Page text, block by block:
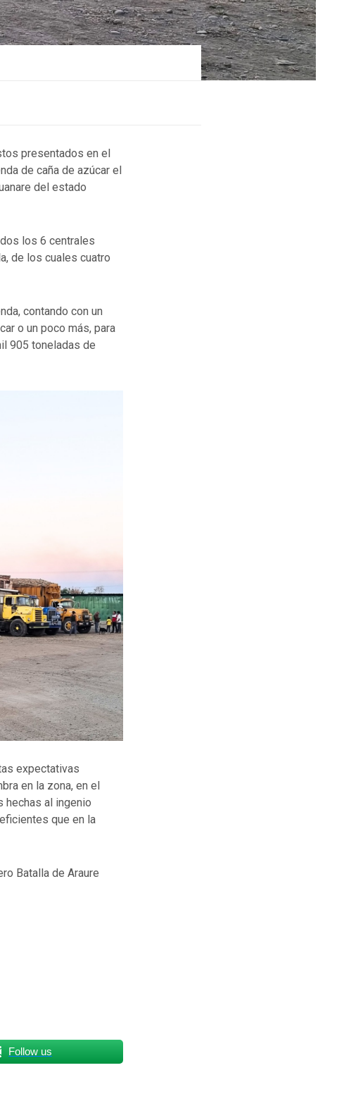
presentados en el
de caña de azúcar el
del estado
los 6 centrales
de los cuales cuatro
contando con un
o un poco más, para
905 toneladas de
expectativas
en la zona, en el
hechas al ingenio
que en la
Batalla de Araure
Follow us